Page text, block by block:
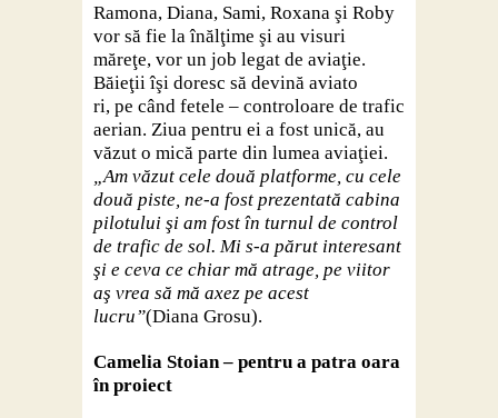
Ramona, Diana, Sami, Roxana şi Roby
vor să fie la înălţime şi au visuri
măreţe, vor un job legat de aviaţie.
Băieţii îşi doresc să devină aviato
ri, pe când fetele – controloare de trafic
aerian. Ziua pentru ei a fost unică, au
văzut o mică parte din lumea aviaţiei.
„Am văzut cele două platforme, cu cele
două piste, ne-a fost prezentată cabina
pilotului şi am fost în turnul de control
de trafic de sol. Mi s-a părut interesant
şi e ceva ce chiar mă atrage, pe viitor
aş vrea să mă axez pe acest
lucru”(Diana Grosu).
Camelia Stoian – pentru a patra oara
în proiect